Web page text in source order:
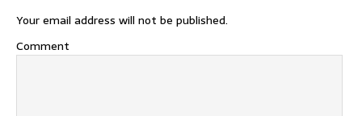
Your email address will not be published.
Comment